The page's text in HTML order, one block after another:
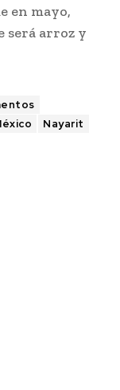
en mayo,
será arroz y
Nayarit